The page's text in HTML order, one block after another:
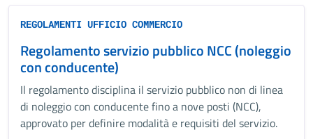
REGOLAMENTI UFFICIO COMMERCIO
Regolamento servizio pubblico NCC (noleggio
con conducente)
Il regolamento disciplina il servizio pubblico non di linea
di noleggio con conducente fino a nove posti (NCC),
approvato per definire modalità e requisiti del servizio.